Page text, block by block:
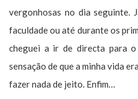
vergonhosas no dia seguinte.
faculdade ou até durante os
cheguei a ir de directa para
sensação de que a minha vida
fazer nada de jeito. Enfim…